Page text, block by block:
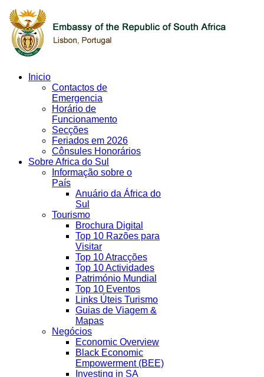
Inicio
Contactos de
Emergencia
Horário de
Funcionamento
Secções
Feriados em 2026
Cônsules Honorários
Sobre Africa do Sul
Informação sobre o
País
Anuário da África do
Sul
Tourismo
Brochura Digital
Top 10 Razões para
Visitar
Top 10 Atracções
Top 10 Actividades
Património Mundial
Top 10 Eventos
Links Úteis Turismo
Guias de Viagem &
Mapas
Negócios
Economic Overview
Black Economic
Empowerment (BEE)
Investing in SA